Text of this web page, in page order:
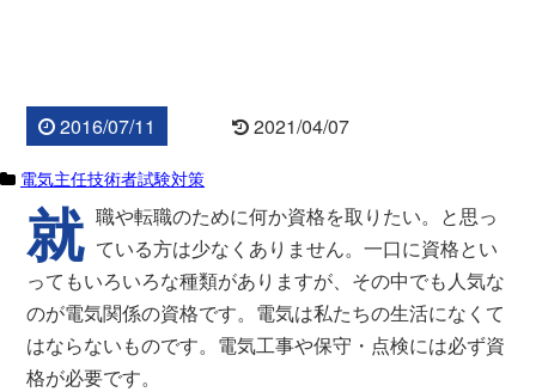
2016/07/11 2021/04/07
電気主任技術者試験対策
就 職や転職のために何か資格を取りたい。と思っ
ている方は少なくありません。一口に資格とい
ってもいろいろな種類がありますが、その中でも人気な
のが電気関係の資格です。電気は私たちの生活になくて
はならないものです。電気工事や保守・点検には必ず資
格が必要です。